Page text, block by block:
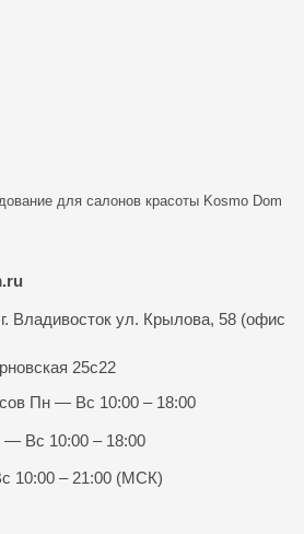
для салонов красоты Kosmo Dom
Владивосток ул. Крылова, 58 (офис
25с22
Пн — Вс 10:00 – 18:00
— Вс 10:00 – 18:00
10:00 – 21:00 (МСК)